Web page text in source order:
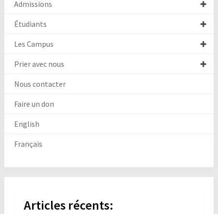
Admissions
Étudiants
Les Campus
Prier avec nous
Nous contacter
Faire un don
English
Français
Articles récents: